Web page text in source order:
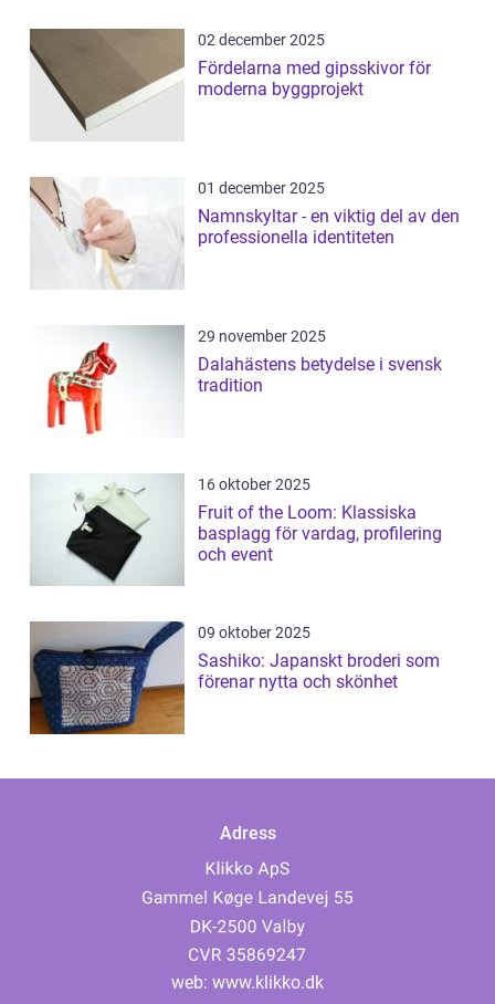
02 december 2025
Fördelarna med gipsskivor för
moderna byggprojekt
01 december 2025
Namnskyltar - en viktig del av den
professionella identiteten
29 november 2025
Dalahästens betydelse i svensk
tradition
16 oktober 2025
Fruit of the Loom: Klassiska
basplagg för vardag, profilering
och event
09 oktober 2025
Sashiko: Japanskt broderi som
förenar nytta och skönhet
Adress
web: www.klikko.dk